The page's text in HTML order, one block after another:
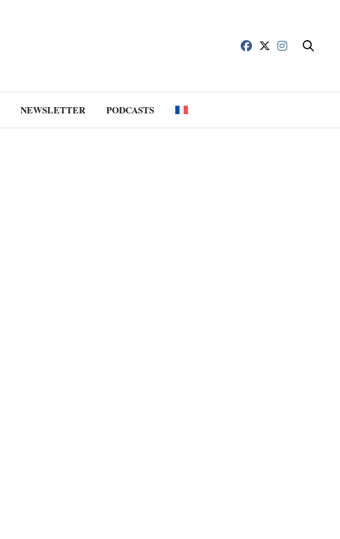
NEWSLETTER PODCASTS